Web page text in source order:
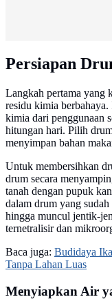
Persiapan
Langkah pertama yang
residu kimia
kimia dari penggunaan
hitungan hari. Pilih
menyimpan bahan
Untuk membersihkan
drum secara
tanah dengan pupuk
dalam drum yang
hingga muncul jentik-
ternetralisir dan
Baca juga: Budidaya
Tanpa Lahan Luas
Menyiapkan Air